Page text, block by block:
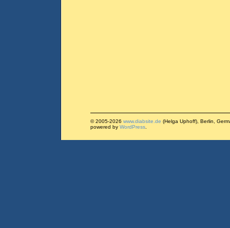
© 2005-2026 www.diabsite.de (Helga Uphoff), Berlin,
powered by WordPress.